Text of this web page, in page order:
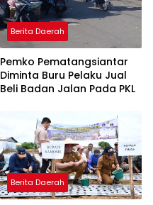
Berita Daerah
Pemko Pematangsiantar
Diminta Buru Pelaku Jual
Beli Badan Jalan Pada PKL
Berita Daerah